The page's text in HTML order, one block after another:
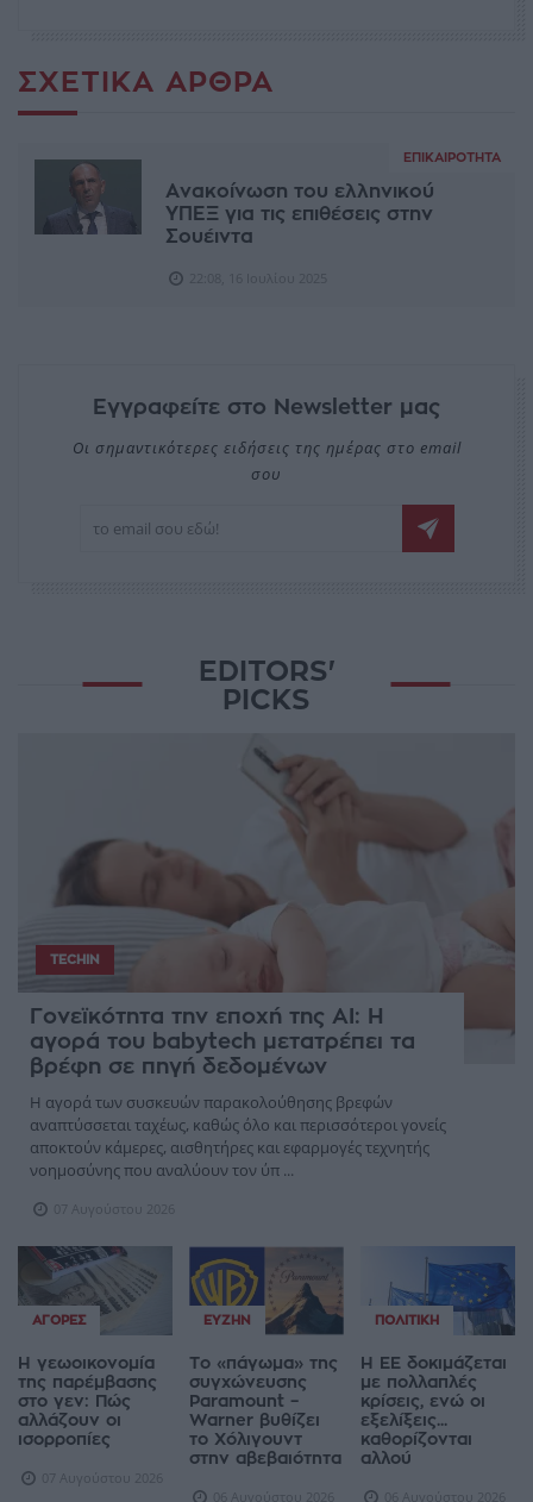
ΣΧΕΤΙΚΆ ΆΡΘΡΑ
ΕΠΙΚΑΙΡΌΤΗΤΑ
Aνακοίνωση του ελληνικού
ΥΠΕΞ για τις επιθέσεις στην
Σουέιντα
Εγγραφείτε στο Newsletter μας
Οι σημαντικότερες ειδήσεις της ημέρας στο email
σου
EDITORS'
PICKS
TECHIN
Γονεϊκότητα την εποχή της AI: Η
αγορά του babytech μετατρέπει τα
βρέφη σε πηγή δεδομένων
Η αγορά των συσκευών παρακολούθησης βρεφών
αναπτύσσεται ταχέως, καθώς όλο και περισσότεροι γονείς
αποκτούν κάμερες, αισθητήρες και εφαρμογές τεχνητής
νοημοσύνης που αναλύουν τον ύπ ...
07 Αυγούστου 2026
ΑΓΟΡΈΣ
Η γεωοικονομία
της παρέμβασης
στο γεν: Πώς
αλλάζουν οι
ισορροπίες
07 Αυγούστου 2026
ΕΥΖΗΝ
Το «πάγωμα» της
συγχώνευσης
Paramount –
Warner βυθίζει
το Χόλιγουντ
στην αβεβαιότητα
06 Αυγούστου 2026
ΠΟΛΙΤΙΚΉ
Η ΕΕ δοκιμάζεται
με πολλαπλές
κρίσεις, ενώ οι
εξελίξεις...
καθορίζονται
αλλού
06 Αυγούστου 2026